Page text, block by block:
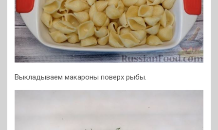
Выкладываем макароны поверх рыбы.